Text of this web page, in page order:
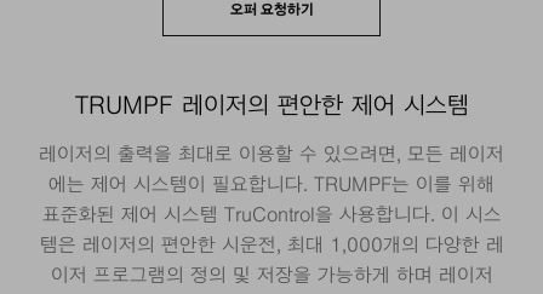
오퍼 요청하기
TRUMPF 레이저의 편안한 제어 시스템
레이저의 출력을 최대로 이용할 수 있으려면, 모든 레이저
에는 제어 시스템이 필요합니다. TRUMPF는 이를 위해
표준화된 제어 시스템 TruControl을 사용합니다. 이 시스
템은 레이저의 편안한 시운전, 최대 1,000개의 다양한 레
이저 프로그램의 정의 및 저장을 가능하게 하며 레이저